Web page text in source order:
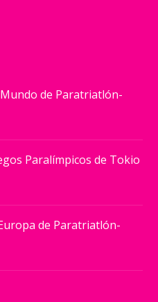
de Paratriatlón-
Paralímpicos de Tokio
de Paratriatlón-